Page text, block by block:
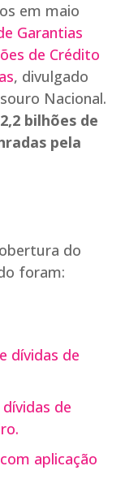
em maio
Garantias
de Crédito
, divulgado
Nacional.
bilhões de
pela
do
foram:
dívidas de
de
aplicação